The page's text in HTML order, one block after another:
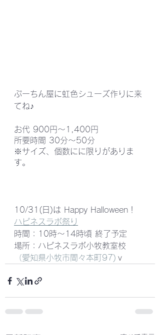
ぷーちん屋に虹色シューズ作りに来
てね♪
お代 900円～1,400円
所要時間 30分～50分
※サイズ、個数にに限りがありま
す。
​10/31(日)は Happy Halloween！
ハピネスラボ祭り
時間：10時～14時頃 終了予定
場所：ハピネスラボ小牧教室校
（愛知県小牧市間々本町97) ｖ